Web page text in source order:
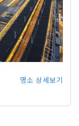
명소 상세보기